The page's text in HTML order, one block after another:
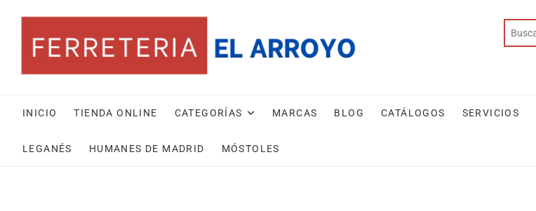
contenido
INICIO TIENDA ONLINE CATEGORÍAS MARCAS BLOG CATÁLOGOS SERVICIOS
LEGANÉS HUMANES DE MADRID MÓSTOLES